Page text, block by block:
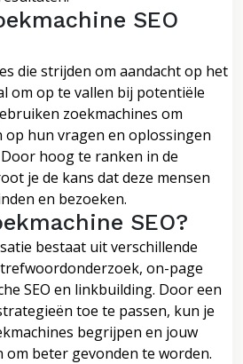
SEO
die strijden om aandacht op het
om op te vallen bij potentiële
zoekmachines om
hun vragen en oplossingen
hoog te ranken in de
je de kans dat deze mensen
en bezoeken.
SEO?
bestaat uit verschillende
on-page
SEO en linkbuilding. Door een
toe te passen, kun je
begrijpen en jouw
beter gevonden te worden.